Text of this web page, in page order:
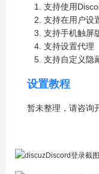
支持使用
支持在用户设
支持手机触屏
支持设置代理
支持自定义隐
设置教程
暂未整理，请咨询